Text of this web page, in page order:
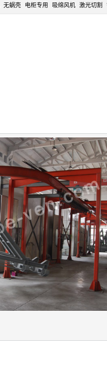
无蜗壳 电柜专用 吸绵风机 激光切割